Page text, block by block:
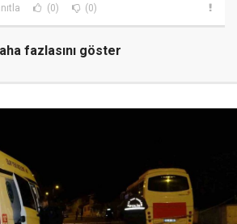
(0) (0)
fazlasını göster